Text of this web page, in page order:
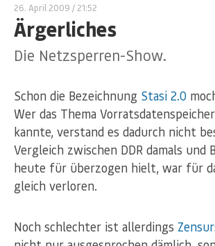
26. April 2009 / 21:52
Ärgerliches
Die Netzsperren-Show.
Schon die Bezeichnung Stasi 2.0
Wer das Thema
kannte, verstand es dadurch nicht
Vergleich zwischen DDR damals und
heute für überzogen hielt, war für
gleich verloren.
Noch schlechter ist allerdings